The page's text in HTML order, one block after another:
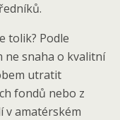
tolik? Podle
ne snaha o kvalitní
utratit
fondů nebo z
v amatérském